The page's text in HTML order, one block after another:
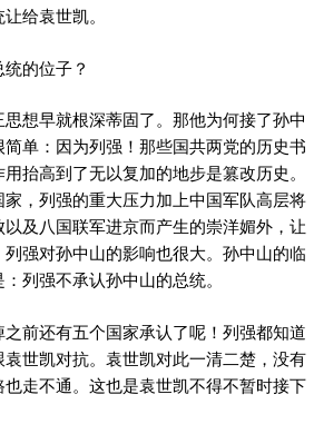
给袁世凯。
的位子？
想早就根深蒂固了。那他为何接了孙中
单：因为列强！那些国共两党的历史书
抬高到了无以复加的地步是篡改历史。
，列强的重大压力加上中国军队高层将
及八国联军进京而产生的崇洋媚外，让
强对孙中山的影响也很大。孙中山的临
列强不承认孙中山的总统。
前还有五个国家承认了呢！列强都知道
世凯对抗。袁世凯对此一清二楚，没有
走不通。这也是袁世凯不得不暂时接下